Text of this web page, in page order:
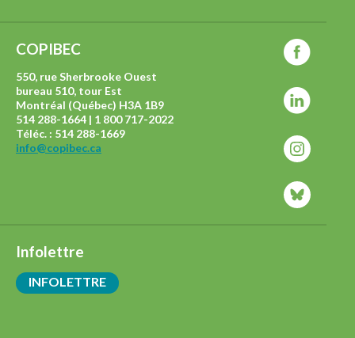
COPIBEC
550, rue Sherbrooke Ouest
bureau 510, tour Est
Montréal (Québec) H3A 1B9
514 288-1664 | 1 800 717-2022
Téléc. : 514 288-1669
info@copibec.ca
Infolettre
INFOLETTRE